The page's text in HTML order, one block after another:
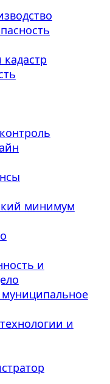
минимум
и
муниципальное
и